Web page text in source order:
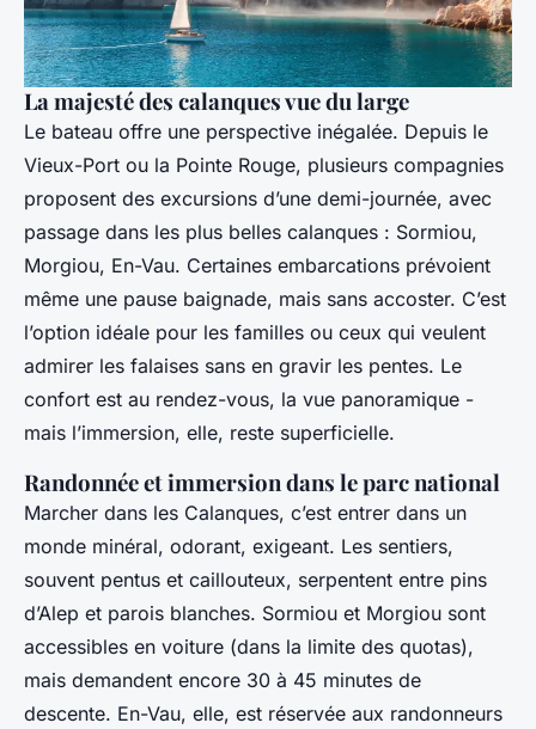
La majesté des calanques vue du large
Le bateau offre une perspective inégalée. Depuis le
Vieux-Port ou la Pointe Rouge, plusieurs compagnies
proposent des excursions d’une demi-journée, avec
passage dans les plus belles calanques : Sormiou,
Morgiou, En-Vau. Certaines embarcations prévoient
même une pause baignade, mais sans accoster. C’est
l’option idéale pour les familles ou ceux qui veulent
admirer les falaises sans en gravir les pentes. Le
confort est au rendez-vous, la vue panoramique -
mais l’immersion, elle, reste superficielle.
Randonnée et immersion dans le parc national
Marcher dans les Calanques, c’est entrer dans un
monde minéral, odorant, exigeant. Les sentiers,
souvent pentus et caillouteux, serpentent entre pins
d’Alep et parois blanches. Sormiou et Morgiou sont
accessibles en voiture (dans la limite des quotas),
mais demandent encore 30 à 45 minutes de
descente. En-Vau, elle, est réservée aux randonneurs